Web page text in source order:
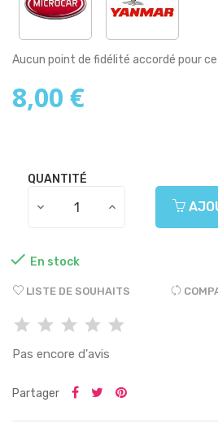
Aucun point de fidélité accordé pour
8,00 €
QUANTITÉ
 En stock
LISTE DE SOUHAITS
Pas encore d'avis
Partager